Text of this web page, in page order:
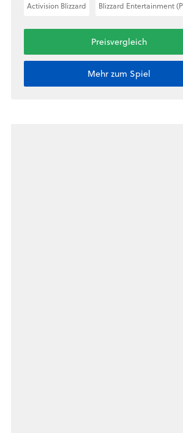
Activision Blizzard Blizzard Entertainment
Preisvergleich
Mehr zum Spiel